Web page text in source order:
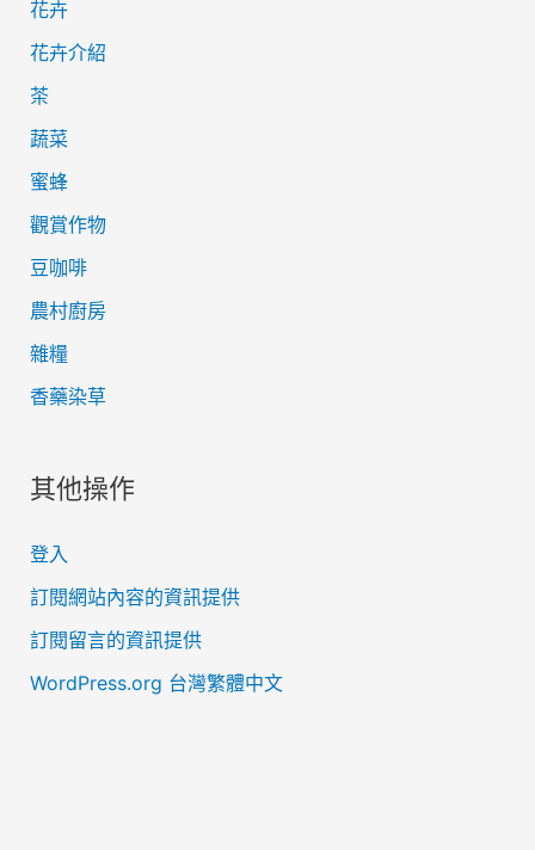
花卉
花卉介紹
茶
蔬菜
蜜蜂
觀賞作物
豆咖啡
農村廚房
雜糧
香藥染草
其他操作
登入
訂閱網站內容的資訊提供
訂閱留言的資訊提供
WordPress.org 台灣繁體中文